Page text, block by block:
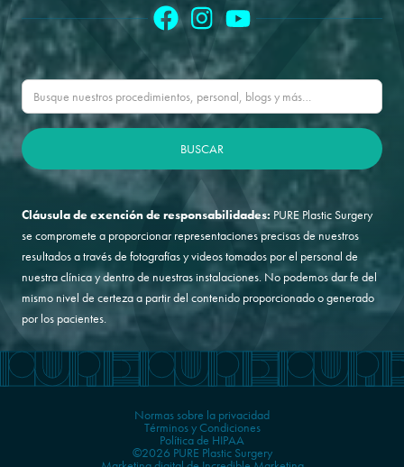
Cláusula de exención de responsabilidades: PURE Plastic Surgery
se compromete a proporcionar representaciones precisas de nuestros
resultados a través de fotografías y videos tomados por el personal de
nuestra clínica y dentro de nuestras instalaciones. No podemos dar fe del
mismo nivel de certeza a partir del contenido proporcionado o generado
por los pacientes.
©2026 PURE Plastic Surgery
Normas sobre la privacidad
Términos y Condiciones
Política de HIPAA